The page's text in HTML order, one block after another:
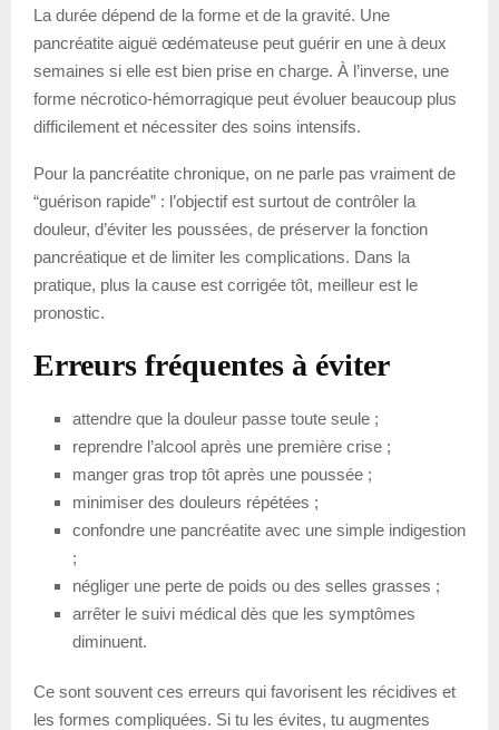
La durée dépend de la forme et de la gravité. Une
pancréatite aiguë œdémateuse peut guérir en une à deux
semaines si elle est bien prise en charge. À l’inverse, une
forme nécrotico-hémorragique peut évoluer beaucoup plus
difficilement et nécessiter des soins intensifs.
Pour la pancréatite chronique, on ne parle pas vraiment de
“guérison rapide” : l’objectif est surtout de contrôler la
douleur, d’éviter les poussées, de préserver la fonction
pancréatique et de limiter les complications. Dans la
pratique, plus la cause est corrigée tôt, meilleur est le
pronostic.
Erreurs fréquentes à éviter
attendre que la douleur passe toute seule ;
reprendre l’alcool après une première crise ;
manger gras trop tôt après une poussée ;
minimiser des douleurs répétées ;
confondre une pancréatite avec une simple indigestion
;
négliger une perte de poids ou des selles grasses ;
arrêter le suivi médical dès que les symptômes
diminuent.
Ce sont souvent ces erreurs qui favorisent les récidives et
les formes compliquées. Si tu les évites, tu augmentes